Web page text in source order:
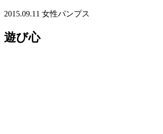
2015.09.11 女性パンプス
遊び心